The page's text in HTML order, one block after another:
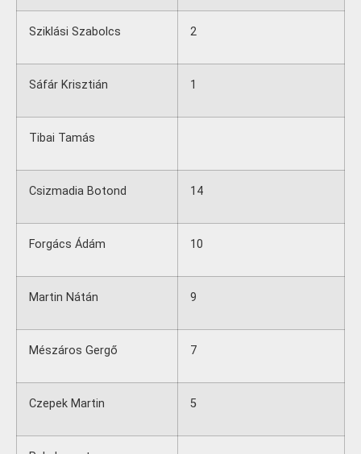
Sziklási Szabolcs 2
Sáfár Krisztián 1
Tibai Tamás
Csizmadia Botond 14
Forgács Ádám 10
Martin Nátán 9
Mészáros Gergő 7
Czepek Martin 5